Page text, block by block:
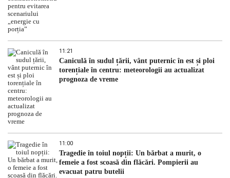
11:21
Caniculă în sudul țării, vânt puternic în est și ploi
torențiale în centru: meteorologii au actualizat
prognoza de vreme
11:00
Tragedie în toiul nopții: Un bărbat a murit, o
femeie a fost scoasă din flăcări. Pompierii au
evacuat patru butelii